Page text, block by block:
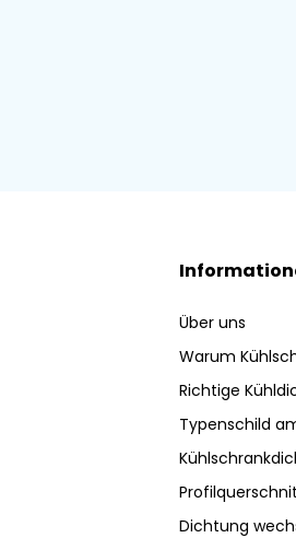
Über uns
Warum
Richtige
Typenschild
Dichtung